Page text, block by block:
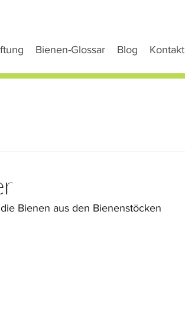
Bienen-Glossar Blog Kontakt
Bienen aus den Bienenstöcken